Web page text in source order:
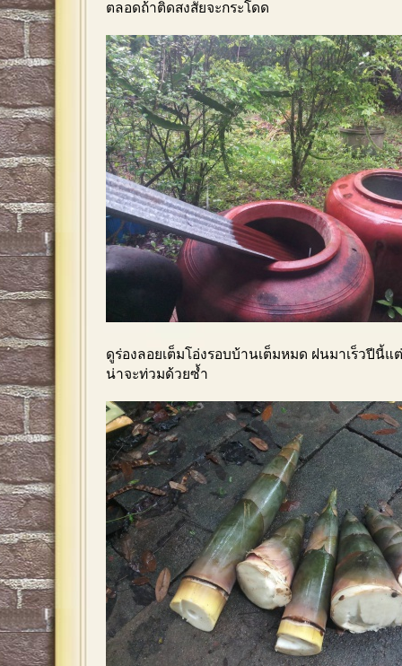
ตลอดถ้าติดสงสัยจะกระโดด
ดูร่องลอยเต็มโอ่งรอบบ้านเต็มหมด ฝนมาเร็วปีนี้
น่าจะท่วมด้วยซ้ำ